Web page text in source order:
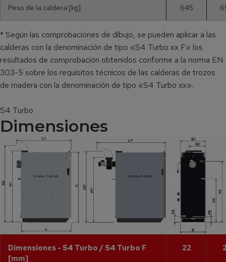
Peso de la caldera [kg] 645
* Según las comprobaciones de dibujo, se pueden aplicar a las
calderas con la denominación de tipo «S4 Turbo xx F» los
resultados de comprobación obtenidos conforme a la norma EN
303-5 sobre los requisitos técnicos de las calderas de trozos
de madera con la denominación de tipo «S4 Turbo xx».
S4 Turbo
Dimensiones
Dimensiones - S4 Turbo / S4 Turbo F
[mm]
22